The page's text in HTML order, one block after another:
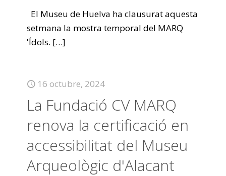
El Museu de Huelva ha clausurat aquesta
setmana la mostra temporal del MARQ
'Ídols. […]
16 octubre, 2024
La Fundació CV MARQ
renova la certificació en
accessibilitat del Museu
Arqueològic d'Alacant